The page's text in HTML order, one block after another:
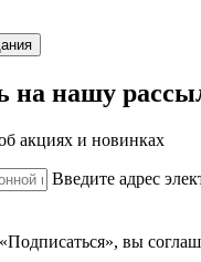
на нашу
акциях и новинках
Введите адрес
вы